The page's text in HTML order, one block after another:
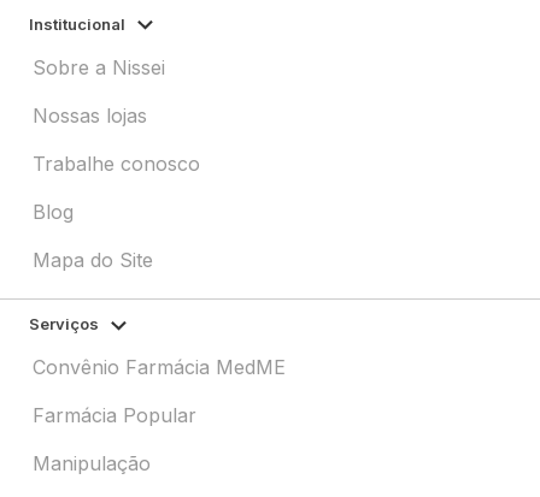
Institucional
Sobre a Nissei
Nossas lojas
Trabalhe conosco
Blog
Mapa do Site
Serviços
Convênio Farmácia MedME
Farmácia Popular
Manipulação